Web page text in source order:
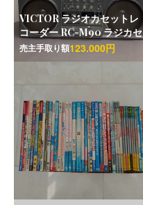
VICTOR ラジオカセットレ
コーダー RC-M90 ラジカセ
売主手取り額123.000円